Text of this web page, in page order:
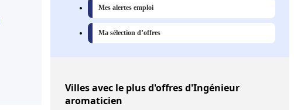
Mes alertes emploi
Ma sélection d’offres
Villesavec le plus d'offres d'Ingénieur
aromaticien